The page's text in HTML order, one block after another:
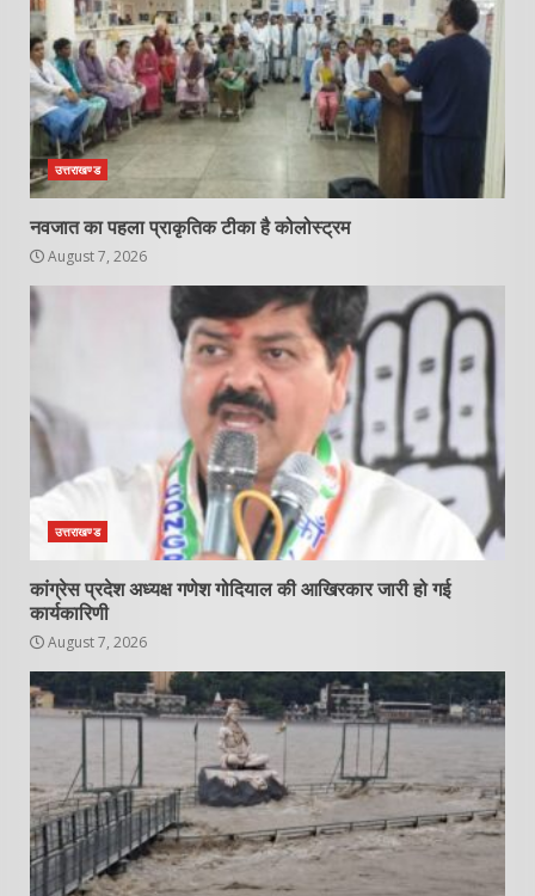
उत्तराखण्ड
नवजात का पहला प्राकृतिक टीका है कोलोस्ट्रम
August 7, 2026
उत्तराखण्ड
कांग्रेस प्रदेश अध्यक्ष गणेश गोदियाल की आखिरकार जारी हो गई
कार्यकारिणी
August 7, 2026